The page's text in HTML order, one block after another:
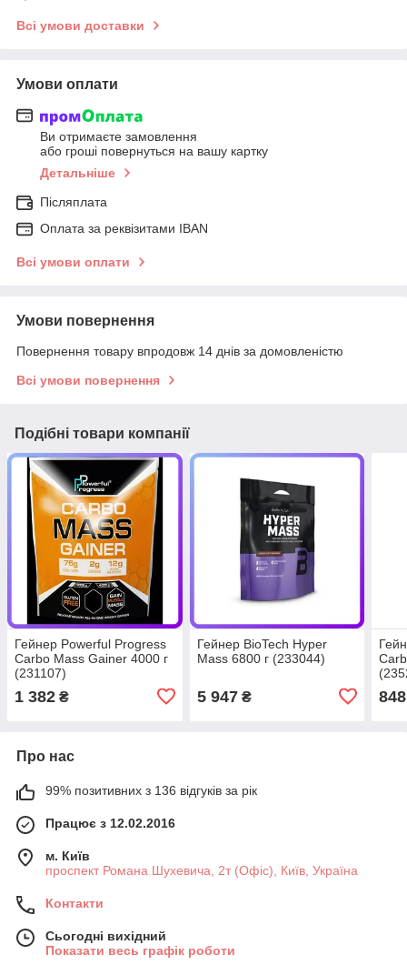
Всі умови доставки
Умови оплати
Ви отримаєте замовлення
або гроші повернуться на вашу картку
Детальніше
Післяплата
Оплата за реквізитами IBAN
Всі умови оплати
Умови повернення
Повернення товару впродовж 14 днів за домовленістю
Всі умови повернення
Подібні товари компанії
Гейнер Powerful Progress
Carbo Mass Gainer 4000 г
(231107)
1 382 ₴
Гейнер BioTech Hyper
Mass 6800 г (233044)
5 947₴ 848
Про нас
99% позитивних з 136 відгуків за рік
Працює з 12.02.2016
м. Київ
проспект Романа Шухевича, 2т (Офіс), Київ, Україна
Контакти
Сьогодні вихідний
Показати весь графік роботи